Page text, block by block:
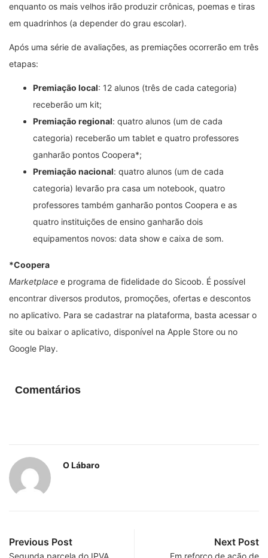
enquanto os mais velhos irão produzir crônicas, poemas e tiras
em quadrinhos (a depender do grau escolar).
Após uma série de avaliações, as premiações ocorrerão em três
etapas:
Premiação local: 12 alunos (três de cada categoria)
receberão um kit;
Premiação regional: quatro alunos (um de cada
categoria) receberão um tablet e quatro professores
ganharão pontos Coopera*;
Premiação nacional: quatro alunos (um de cada
categoria) levarão pra casa um notebook, quatro
professores também ganharão pontos Coopera e as
quatro instituições de ensino ganharão dois
equipamentos novos: data show e caixa de som.
*Coopera
Marketplace e programa de fidelidade do Sicoob. É possível
encontrar diversos produtos, promoções, ofertas e descontos
no aplicativo. Para se cadastrar na plataforma, basta acessar o
site ou baixar o aplicativo, disponível na Apple Store ou no
Google Play.
Comentários
O Lábaro
Previous Post
Segunda parcela do IPVA
Next Post
Em reforço de ação de